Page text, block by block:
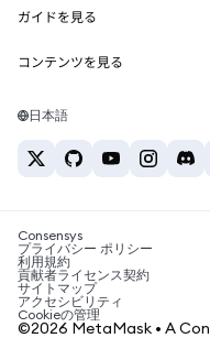
Snaps
Web3サービス
セキュリティ
サポート
キャリア
お問い合わせ
Solanaの価格
Tetherの価格
ETH→USD
USDT→INR
BTC→INR
ETH→USDT
ガイドを見る
ETHの購入
USDTの購入
SHIBの購入
BNBの購入
コンテンツを見る
Solanaウォレット
税制関連ニュース
暗号資産の購入方法は？
ビットコインを売るには？
日本語
Consensys
プライバシー ポリシー
利用規約
貢献者ライセンス契約
サイトマップ
アクセシビリティ
Cookieの管理
©2026 MetaMask • A